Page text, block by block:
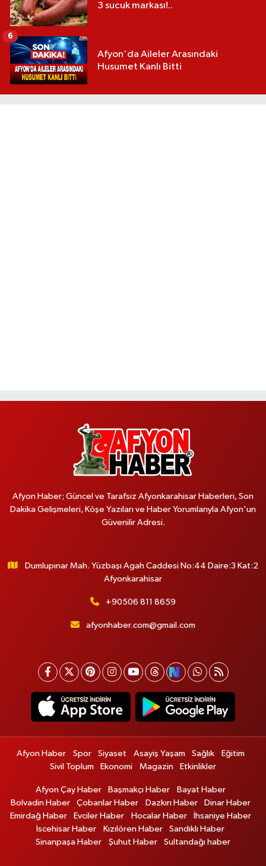
3 sucuk markası!..
Afyon'da Aileler Arasındaki
Husumet Kanlı Bitti
6
Afyon Haber; Güncel ve Tarafsız Afyonkarahisar Haberleri, Son
Dakika Gelişmeleri, Köşe Yazıları ve Haber Yorumlarıyla Afyon'un
Güvenilir Adresi.
Dumlupınar Mah. Yüzbaşı Agah Caddesi No:44 Daire:3 Kat:2
Afyonkarahisar
+90506 811 8659
afyonhaber.com@gmail.com
Afyon Haber Spor Siyaset Asayiş Yaşam Sağlık
Eğitim
Sivil Toplum
Ekonomi Magazin Etkinlikler
Afyon Çay Haber Başmakçı Haber
Bayat Haber
Bolvadin Haber
Çobanlar Haber Dazkırı Haber
Dinar Haber
Emirdağ Haber
Evciler Haber Hocalar Haber
İhsaniye Haber
İscehisar Haber
Kızılören Haber
Sandıklı Haber
Sinanpaşa Haber
Şuhut Haber Sultandağı haber